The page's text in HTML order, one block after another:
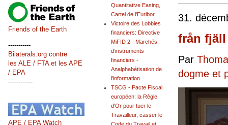
31.
från fjäll
Par
dogme et
Quantitative Easing,
Cartel de l'Euribor
Victoire des Lobbies
financiers: Directive
MiFID 2 - Marchés
d’instruments
financiers -
Analphabétisation de
l'information
TSCG - Pacte Fiscal
européen: la Règle
d'Or pour tuer le
Travailleur, casser le
Friends of the Earth
-----------
Bilaterals.org contre
les ALE / FTA et les APE
/ EPA
------------
APE / EPA Watch